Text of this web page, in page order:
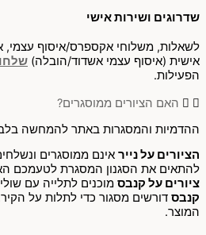
שדרוגים ושירות אישי
לשאלות, משלוחי אקספרס/איסוף עצמי,
אישית (איסוף עצמי אשדוד/הובלה)
הפעילות.
האם הציורים ממוסגרים?
ההדמיות והמסגרות באתר להמחשה
הציורים על נייר אינם ממוסגרים
להתאים את הסגנון המסגרת לטעמכם
ציורים על קנבס מוכנים לתלייה עם
קנבס דורשים מסגור כדי לתלות על
המוצר.